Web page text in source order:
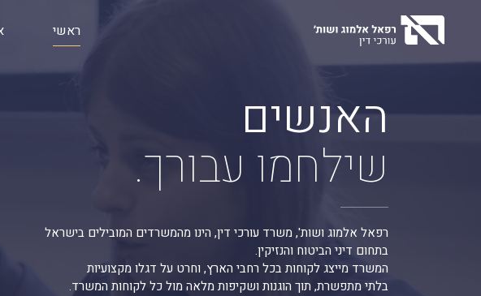
content
ראשי
האנשים
שילחמו עבורך.
רפאל אלמוג ושות', משרד עורכי דין, הינו מהמשרדים המובילים בישראל
בתחום דיני הביטוח והנזיקין.
המשרד מייצג לקוחות בכל רחבי הארץ, וחרט על דגלו מקצועיות
בלתי מתפשרת, תוך הוגנות ושקיפות מלאה מול כל לקוחות המשרד.